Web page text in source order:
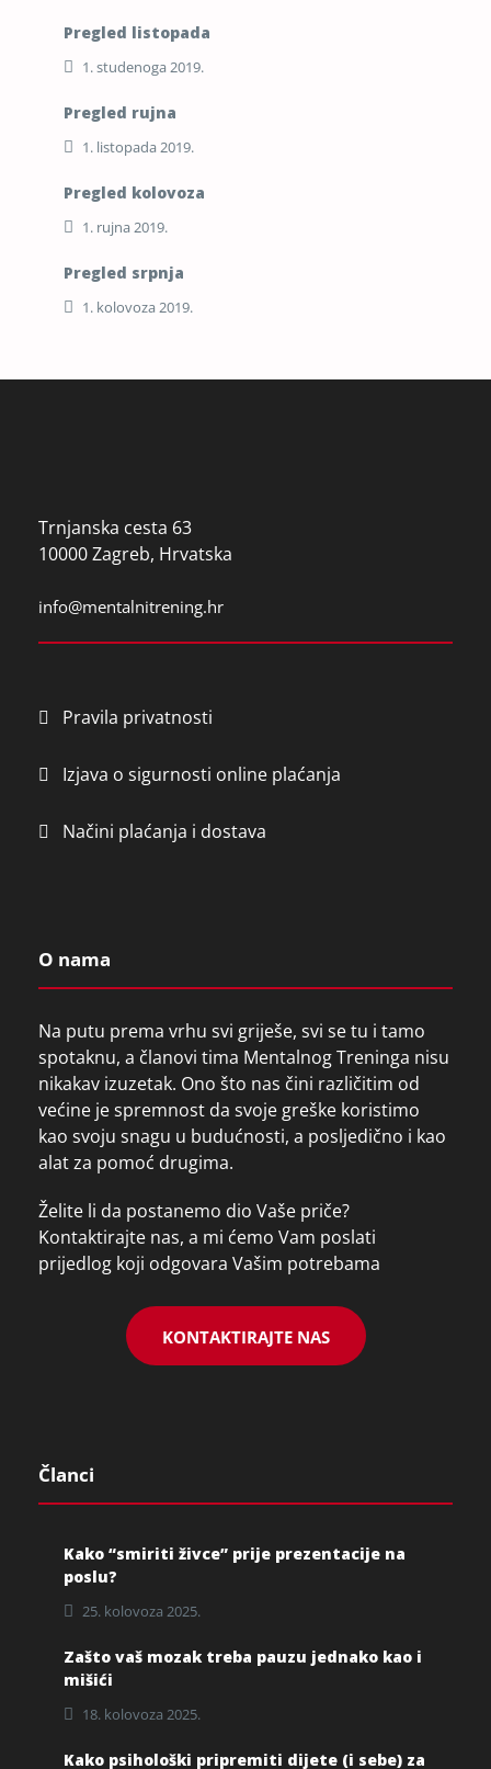
Pregled listopada
1. studenoga 2019.
Pregled rujna
1. listopada 2019.
Pregled kolovoza
1. rujna 2019.
Pregled srpnja
1. kolovoza 2019.
Trnjanska cesta 63
10000 Zagreb, Hrvatska
info@mentalnitrening.hr
Pravila privatnosti
Izjava o sigurnosti online plaćanja
Načini plaćanja i dostava
O nama
Na putu prema vrhu svi griješe, svi se tu i tamo
spotaknu, a članovi tima Mentalnog Treninga nisu
nikakav izuzetak. Ono što nas čini različitim od
većine je spremnost da svoje greške koristimo
kao svoju snagu u budućnosti, a posljedično i kao
alat za pomoć drugima.
Želite li da postanemo dio Vaše priče?
Kontaktirajte nas, a mi ćemo Vam poslati
prijedlog koji odgovara Vašim potrebama
KONTAKTIRAJTE NAS
Članci
Kako “smiriti živce” prije prezentacije na
poslu?
25. kolovoza 2025.
Zašto vaš mozak treba pauzu jednako kao i
mišići
18. kolovoza 2025.
Kako psihološki pripremiti dijete (i sebe) za